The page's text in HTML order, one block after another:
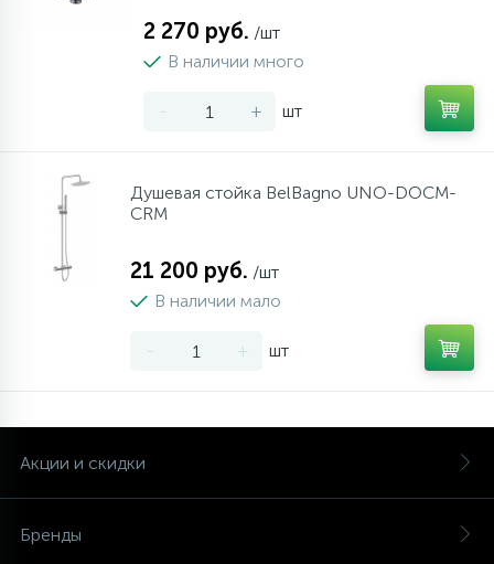
2 270 руб. /шт
В наличии много
- + шт
Душевая стойка BelBagno UNO-DOCM-
CRM
21 200 руб. /шт
В наличии мало
- + шт
Акции и скидки
Бренды